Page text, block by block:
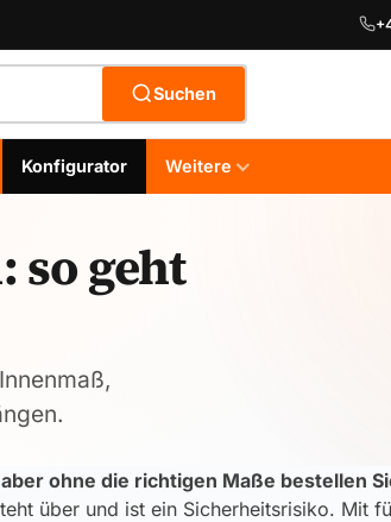
Suchen
Konfigurator Weitere
so geht
ohne die richtigen Maße bestellen
über und ist ein Sicherheitsrisiko. Mit